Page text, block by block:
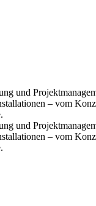
und
– vom
und
– vom